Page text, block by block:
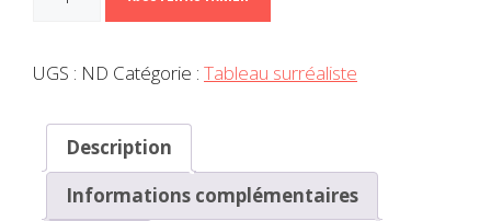
campagne
UGS : ND Catégorie : Tableau surréaliste
Description
Informations complémentaires